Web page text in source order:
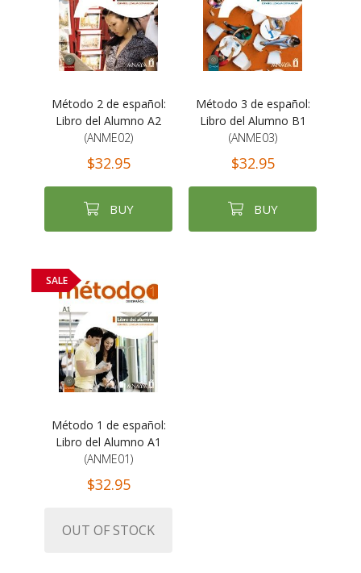
Método 2 de español:
Libro del Alumno A2
(ANME02)
$32.95
BUY
Método 3 de español:
Libro del Alumno B1
(ANME03)
$32.95
BUY
SALE
Método 1 de español:
Libro del Alumno A1
(ANME01)
$32.95
OUT OF STOCK